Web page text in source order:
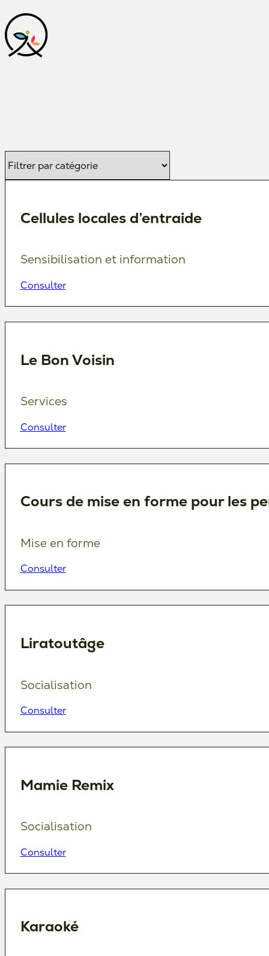
Cellules locales d’entraide
Sensibilisation et information
Consulter
Le Bon Voisin
Services
Consulter
Cours de mise en forme pour les
Mise en forme
Consulter
Liratoutâge
Socialisation
Consulter
Mamie Remix
Socialisation
Consulter
Karaoké